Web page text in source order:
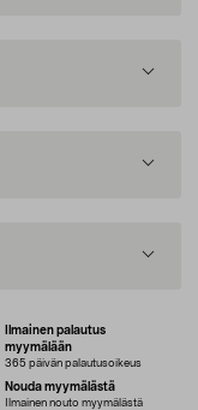
Ilmainen palautus
myymälään
365 päivän palautusoikeus
Nouda myymälästä
Ilmainen nouto myymälästä